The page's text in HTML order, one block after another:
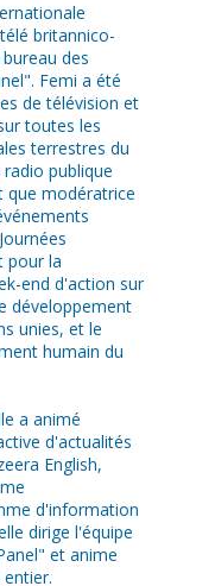
britannico-
des
Femi a été
de télévision et
toutes les
terrestres du
publique
que modératrice
pour la
end d'action sur
développement
unies, et le
humain du
a animé
d'actualités
English,
d'information
dirige l'équipe
et anime